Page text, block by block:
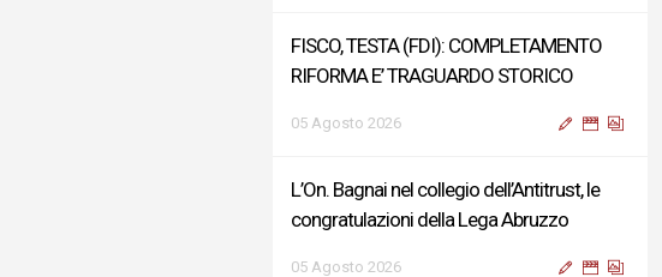
FISCO, TESTA (FDI): COMPLETAMENTO
RIFORMA E’ TRAGUARDO STORICO
05 Agosto 2026
L’On. Bagnai nel collegio dell’Antitrust, le
congratulazioni della Lega Abruzzo
05 Agosto 2026